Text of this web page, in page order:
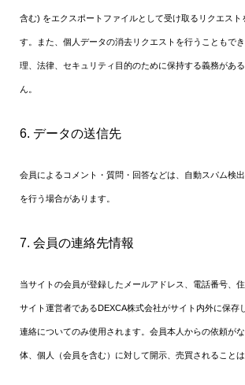
含む) をエクスポートファイルとして受け取るリクエスト
す。また、個人データの消去リクエストを行うこともで
理、法律、セキュリティ目的のために保持する義務があ
ん。
6. データの送信先
会員によるコメント・質問・回答などは、自動スパム検
を行う場合があります。
7. 会員の連絡先情報
当サイトの会員が登録したメールアドレス、電話番号、
サイト運営者であるDEXCA株式会社がサイト内外に保存
連絡についてのみ使用されます。会員本人からの依頼が
体、個人（会員を含む）に対して開示、売買されることは